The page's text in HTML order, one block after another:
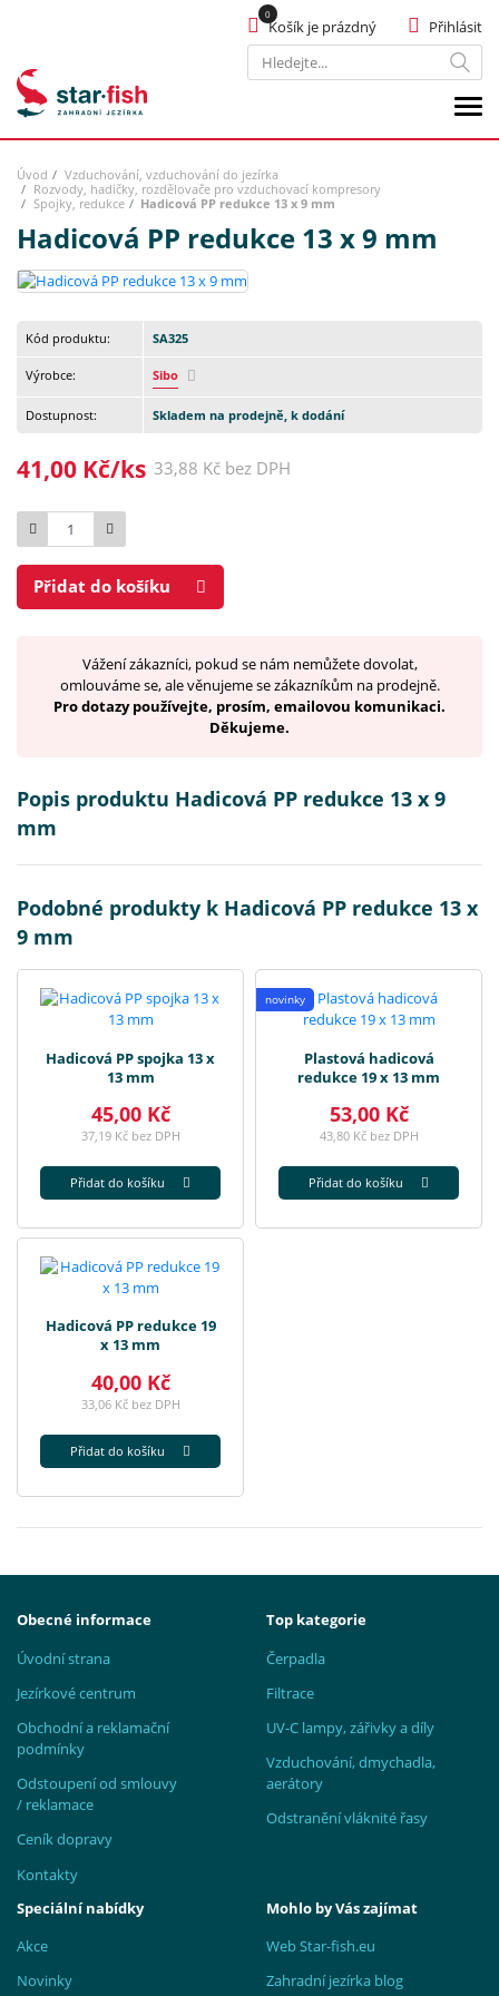
Hledat
Přihlásit
Košík je prázdný
Úvod
Vzduchování, vzduchování do jezírka
Rozvody, hadičky, rozdělovače pro vzduchovací kompresory
Spojky, redukce
Hadicová PP redukce 13 x 9 mm
Hadicová PP redukce 13 x 9 mm
Kód produktu: SA325
Výrobce: Sibo
Dostupnost: Skladem na prodejně, k dodání
41,00 Kč/ks 33,88 Kč bez DPH
Počet
Přidat do košíku
Vážení zákazníci, pokud se nám nemůžete dovolat,
omlouváme se, ale věnujeme se zákazníkům na prodejně.
Pro dotazy používejte, prosím, emailovou komunikaci.
Děkujeme.
Popis produktu Hadicová PP redukce 13 x 9
mm
Podobné produkty k Hadicová PP redukce 13 x
9 mm
Hadicová PP spojka 13 x
13 mm
45,00 Kč
37,19 Kč bez DPH
Přidat do košíku
novinky
Plastová hadicová
redukce 19 x 13 mm
53,00 Kč
43,80 Kč bez DPH
Přidat do košíku
Hadicová PP redukce 19
x 13 mm
40,00 Kč
33,06 Kč bez DPH
Přidat do košíku
Obecné informace
Úvodní strana
Jezírkové centrum
Obchodní a reklamační
podmínky
Odstoupení od smlouvy
/ reklamace
Ceník dopravy
Kontakty
Top kategorie
Čerpadla
Filtrace
UV-C lampy, zářivky a díly
Vzduchování, dmychadla,
aerátory
Odstranění vláknité řasy
Speciální nabídky
Akce
Novinky
Mohlo by Vás zajímat
Web Star-fish.eu
Zahradní jezírka blog